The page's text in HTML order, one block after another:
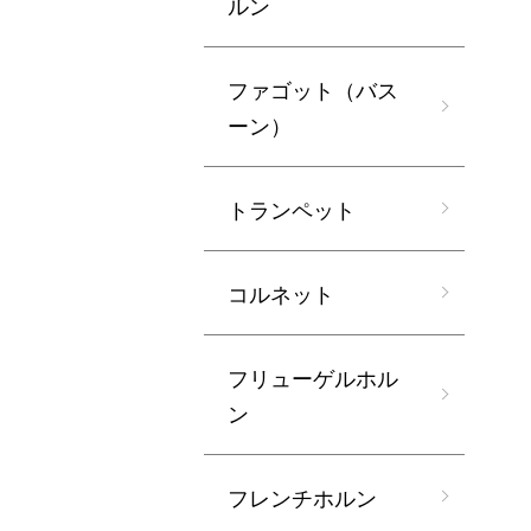
ファゴット（バス
ーン）
トランペット
コルネット
フリューゲルホル
ン
フレンチホルン